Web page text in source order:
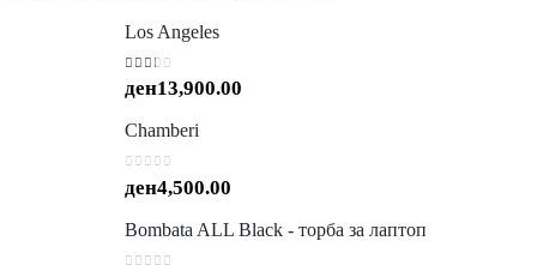
Los Angeles
2.00out of 5
ден13,900.00
Chamberi
out of 5
ден4,500.00
Bombata ALL Black - торба за лаптоп